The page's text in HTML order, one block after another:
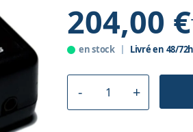
204,00 €
en stock Livré en 48/